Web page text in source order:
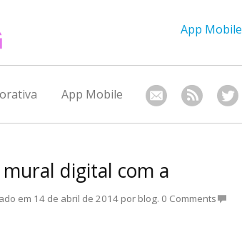
App Mobile
App Mobile
digital com a
em 14 de abril de 2014 por blog. 0 Comments